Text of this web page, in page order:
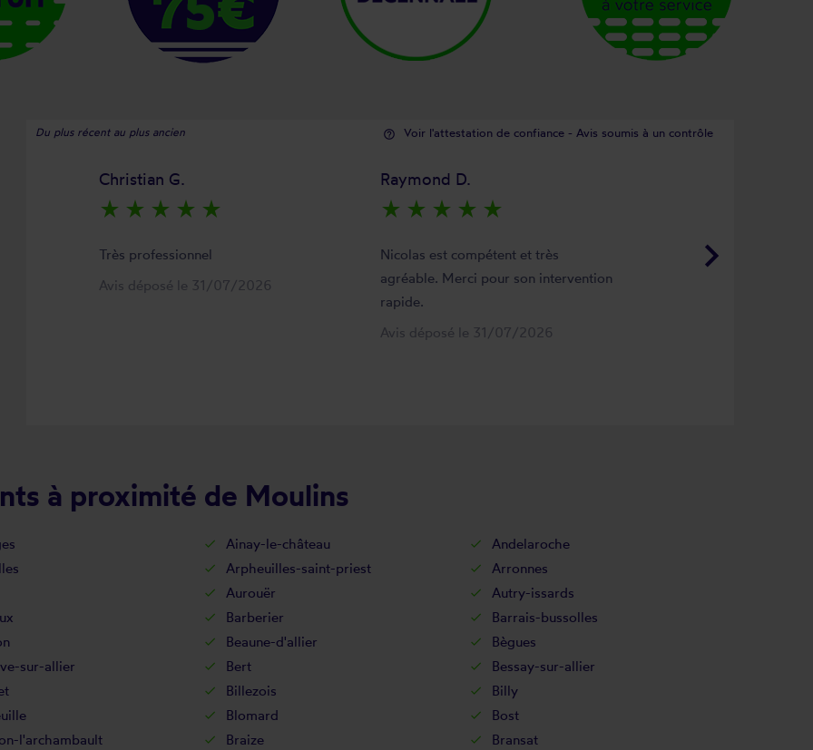
Du plus récent au plus ancien help_outline Voir l'attestation de confiance - Avis soumis à un contrôle
keyboard_arrow_right
Christian G.
star_rate star_rate star_rate star_rate star_rate
Très professionnel
Avis déposé le 31/07/2026
Raymond D.
star_rate star_rate star_rate star_rate star_rate
Nicolas est compétent et très
agréable. Merci pour son intervention
rapide.
Avis déposé le 31/07/2026
à proximité de Moulins
Ainay-le-château
Andelaroche
Arpheuilles-saint-priest
Arronnes
Aurouër
Autry-issards
Barberier
Barrais-bussolles
Beaune-d'allier
Bègues
sur-allier Bert
Bessay-sur-allier
Billezois
Billy
Blomard
Bost
l'archambault Braize
Bransat